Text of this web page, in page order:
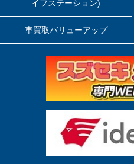
イフステーション)
車買取バリューアップ